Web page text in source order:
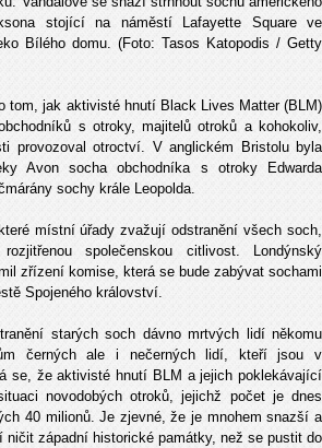
stojící na náměstí Lafayette Square ve
Bílého domu. (Foto: Tasos Katopodis / Getty
tom, jak aktivisté hnutí Black Lives Matter (BLM)
s otroky, majitelů otroků a kohokoliv,
provozoval otroctví. V anglickém Bristolu byla
Avon socha obchodníka s otroky Edwarda
sochy krále Leopolda.
místní úřady zvažují odstranění všech soch,
společenskou citlivost. Londýnský
zřízení komise, která se bude zabývat sochami
Spojeného království.
starých soch dávno mrtvých lidí někomu
černých ale i nečerných lidí, kteří jsou v
se, že aktivisté hnutí BLM a jejich poklekávající
novodobých otroků, jejichž počet je dnes
40 milionů. Je zjevné, že je mnohem snazší a
ničit západní historické památky, než se pustit do